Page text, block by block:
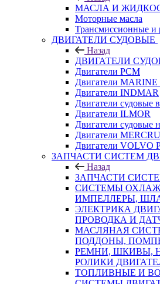
МАСЛА И
Моторные масла
Трансмиссионные и
ДВИГАТЕЛИ СУДОВЫЕ
Назад
ДВИГАТЕЛИ
Двигатели PCM
Двигатели MARINE
Двигатели INDMAR
Двигатели судовые
Двигатели ILMOR
Двигатели судовые
Двигатели
Двигатели VOLVO
ЗАПЧАСТИ СИСТЕМ
Назад
ЗАПЧАСТИ
СИСТЕМЫ
ИМПЕЛЛЕРЫ,
ЭЛЕКТРИКА
ПРОВОДКА И
МАСЛЯНАЯ
ПОДДОНЫ,
РЕМНИ, ШКИВЫ,
РОЛИКИ
ТОПЛИВНЫЕ И